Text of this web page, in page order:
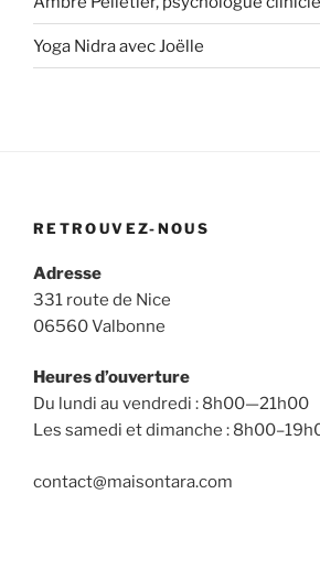
Yoga Nidra avec Joëlle
RETROUVEZ-NOUS
Adresse
331 route de Nice
06560 Valbonne
Heures d’ouverture
Du lundi au vendredi : 8h00—21h00
Les samedi et dimanche :
contact@maisontara.com